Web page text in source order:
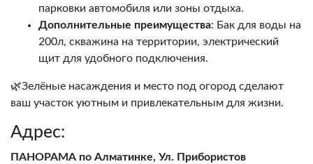
парковки автомобиля или зоны отдыха.
Дополнительные преимущества: Бак для воды на
200л, скважина на территории, электрический
щит для удобного подключения.
🌿Зелёные насаждения и место под огород сделают
ваш участок уютным и привлекательным для жизни.
Адрес:
ПАНОРАМА по Алматинке, Ул. Прибористов